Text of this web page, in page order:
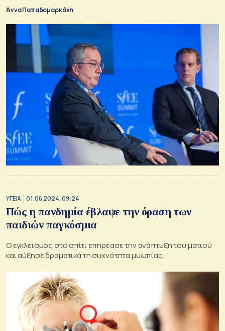
Άννα Παπαδομαρκάκη
ΥΓΕΙΑ 01.06.2024, 09:24
Πώς η πανδημία έβλαψε την όραση των
παιδιών παγκόσμια
Ο εγκλεισμός στο σπίτι επηρέασε την ανάπτυξη του ματιού
και αύξησε δραματικά τη συχνότητα μυωπίας.